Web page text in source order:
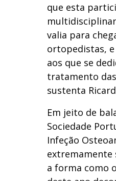
que esta
valia para
ortopedistas, e
aos que se
tratamento
sustenta
Em jeito de
Sociedade
Infeção
extremamente
a forma como